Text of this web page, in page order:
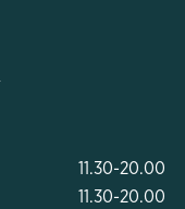
11.30-20.00
11.30-20.00